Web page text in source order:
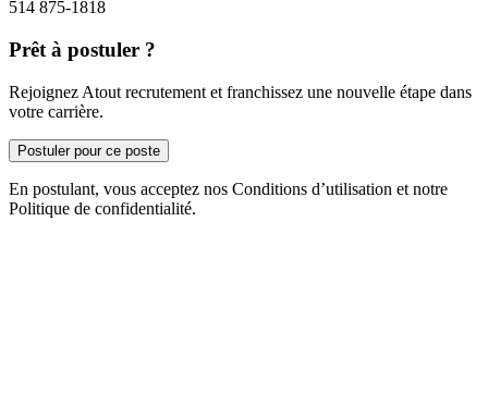
514 875-1818
Prêt à postuler ?
Rejoignez Atout recrutement et franchissez une nouvelle étape dans
votre carrière.
Postuler pour ce poste
En postulant, vous acceptez nos Conditions d’utilisation et notre
Politique de confidentialité.